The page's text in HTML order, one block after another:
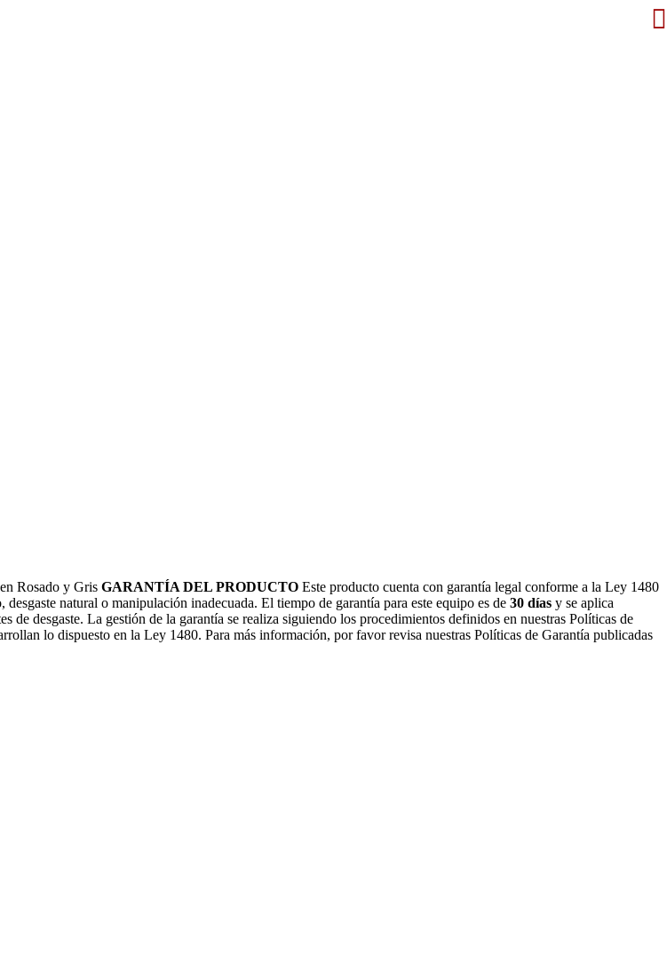
Rosado y Gris GARANTÍA DEL PRODUCTO Este producto cuenta con garantía legal conforme a la Ley 1480
natural o manipulación inadecuada. El tiempo de garantía para este equipo es de 30 días y se aplica
de desgaste. La gestión de la garantía se realiza siguiendo los procedimientos definidos en nuestras Políticas de
lo dispuesto en la Ley 1480. Para más información, por favor revisa nuestras Políticas de Garantía publicadas